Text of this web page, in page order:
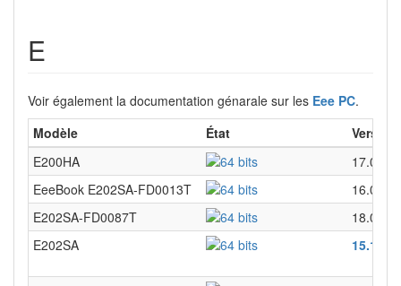
E
Voir également la documentation génarale sur les Eee PC.
Modèle
État
E200HA
17.04
EeeBook E202SA-FD0013T
16.04
E202SA-FD0087T
18.04
E202SA
15.10